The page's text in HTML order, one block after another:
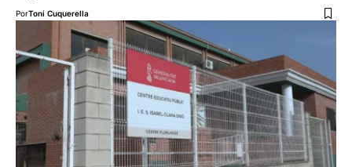
PorToni Cuquerella